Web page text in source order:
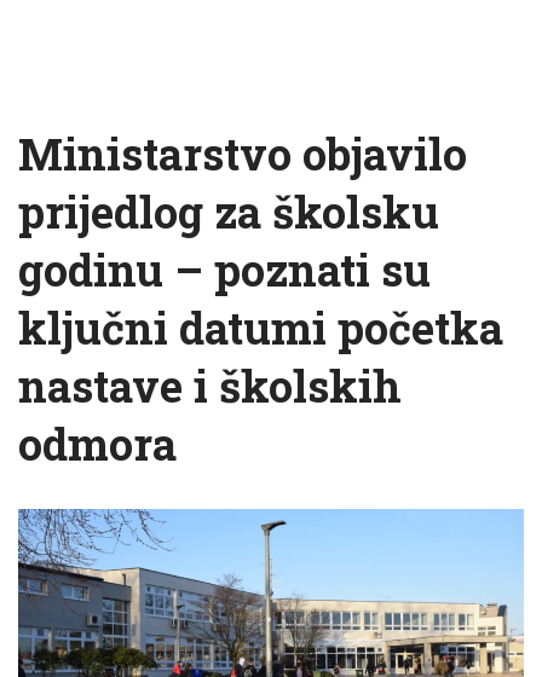
Ministarstvo objavilo
prijedlog za školsku
godinu – poznati su
ključni datumi početka
nastave i školskih
odmora